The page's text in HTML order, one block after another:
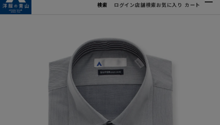
検索 ログイン店舗検索お気に入り カート